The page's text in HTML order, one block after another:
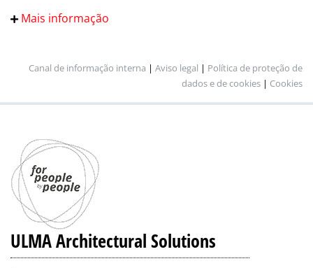
Mais informação
Canal de informação interna | Aviso legal | Política de proteção de
dados e de cookies | Cookies
ULMA Architectural Solutions